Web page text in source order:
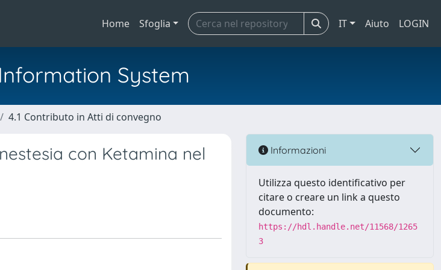
Home Sfoglia IT Aiuto LOGIN
System
4.1 Contributo in Atti di convegno
con Ketamina nel
Informazioni
Utilizza questo identificativo per
citare o creare un link a questo
documento:
https://hdl.handle.net/11568/1265
3